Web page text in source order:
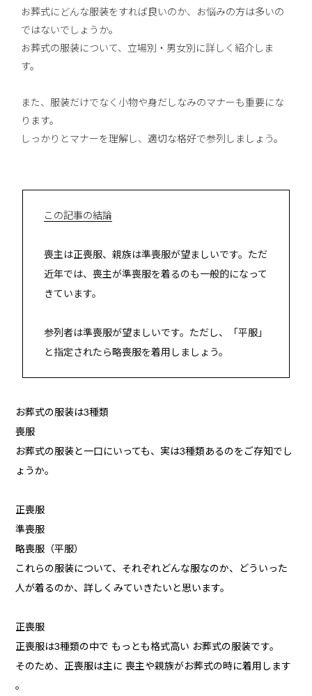
お葬式にどんな服装をすれば良いのか、お悩みの方は多いの
ではないでしょうか。
お葬式の服装について、立場別・男女別に詳しく紹介しま
す。
また、服装だけでなく小物や身だしなみのマナーも重要にな
ります。
しっかりとマナーを理解し、適切な格好で参列しましょう。
この記事の結論
喪主は正喪服、親族は準喪服が望ましいです。ただ
近年では、喪主が準喪服を着るのも一般的になって
きています。
参列者は準喪服が望ましいです。ただし、「平服」
と指定されたら略喪服を着用しましょう。
お葬式の服装は3種類
喪服
お葬式の服装と一口にいっても、実は3種類あるのをご存知でし
ょうか。
正喪服
準喪服
略喪服（平服）
これらの服装について、それぞれどんな服なのか、どういった
人が着るのか、詳しくみていきたいと思います。
正喪服
正喪服は3種類の中で もっとも格式高い お葬式の服装です。
そのため、正喪服は主に 喪主や親族がお葬式の時に着用します
。